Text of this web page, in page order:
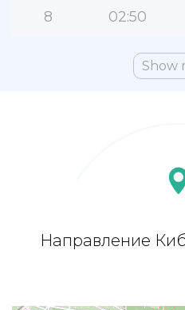
8 02:50
Show
Направление